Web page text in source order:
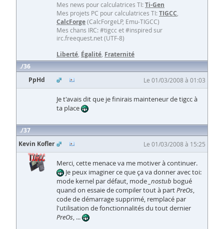
Mes news pour calculatrices TI: Ti-Gen
Mes projets PC pour calculatrices TI: TIGCC
CalcForge(CalcForgeLP, Emu-TIGCC)
Mes chans IRC: #tigcc et #inspired sur
irc.freequest.net (UTF-8)
Liberté Égalité Fraternité
36
PpHd
Le 01/03/2008 à 01:03
Je t'avais dit que je finirais mainteneur de tigcc à
ta place
37
Kevin Kofler
Le 01/03/2008 à 15:25
Merci, cette menace va me motiver à continuer.
Je peux imaginer ce que ça va donner avec toi:
mode kernel par défaut, mode _nostub bogué
quand on essaie de compiler tout à partPreOs,
code de démarrage supprimé, remplacé par
l'utilisation de fonctionnalités du tout dernier
PreOs, ...